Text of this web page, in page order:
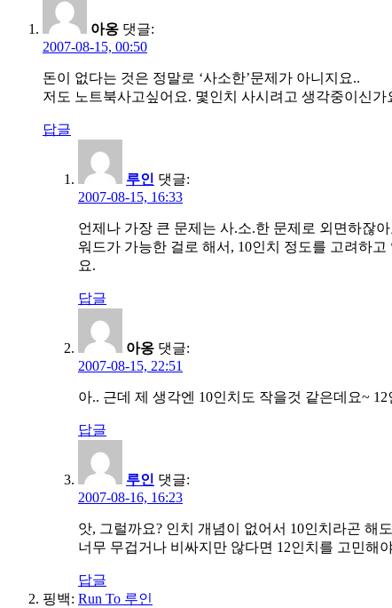
아옹 댓글:
2007-08-15, 00:50
돈이 없다는 것은 정말로 ‘사소한’문제가 아니지요..
저도 노트북사고싶어요. 몇인치 사시려고 생각중이신가
답글
루인 댓글:
2007-08-15, 16:33
언제나 가장 큰 문제는 사.소.한 문제로 외면하잖아
워드가 가능한 걸로 해서, 10인치 정도를 고려하
요.
답글
아옹 댓글:
2007-08-15, 22:51
아.. 근데 제 생각엔 10인치도 작을것 같은데요~
답글
루인 댓글:
2007-08-16, 16:23
앗, 그럴까요? 인치 개념이 없어서 10인치라곤 해
너무 무겁거나 비싸지만 않다면 12인치를 고민해
답글
핑백: Run To 루인